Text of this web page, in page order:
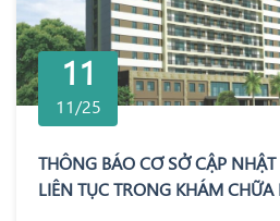
11
11/25
THÔNG BÁO CƠ SỞ CẬP
LIÊN TỤC TRONG KHÁM CHỮA